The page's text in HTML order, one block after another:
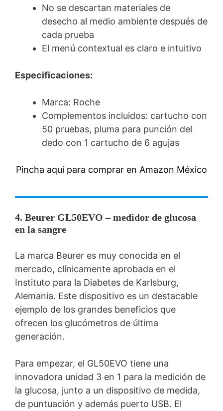
No se descartan materiales de
desecho al medio ambiente después de
cada prueba
El menú contextual es claro e intuitivo
Especificaciones:
Marca: Roche
Complementos incluidos: cartucho con
50 pruebas, pluma para punción del
dedo con 1 cartucho de 6 agujas
Pincha aquí para comprar en Amazon México
4. Beurer GL50EVO – medidor de glucosa
en la sangre
La marca Beurer es muy conocida en el
mercado, clínicamente aprobada en el
Instituto para la Diabetes de Karlsburg,
Alemania. Este dispositivo es un destacable
ejemplo de los grandes beneficios que
ofrecen los glucómetros de última
generación.
Para empezar, el GL50EVO tiene una
innovadora unidad 3 en 1 para la medición de
la glucosa, junto a un dispositivo de medida,
de puntuación y además puerto USB. El